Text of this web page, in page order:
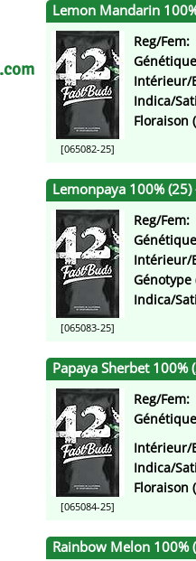
Lemon Mandarin
[065082-25]
Reg/Fem:
Intérieur/
Indica/
Floraison
Lemonpaya 100% (25)
[065083-25]
Reg/Fem:
Intérieur/
Génotype
Indica/
Papaya Sherbet 100%
[065084-25]
Reg/Fem:
Intérieur/
Indica/
Floraison
Rainbow Melon 100%